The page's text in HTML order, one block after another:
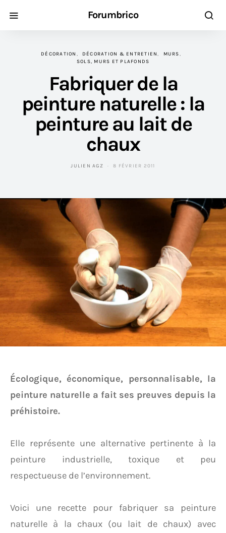
Forumbrico
DÉCORATION DÉCORATION & ENTRETIEN
MURS
SOLS, MURS ET PLAFONDS
Fabriquer de la
peinture naturelle : la
peinture au lait de
chaux
JULIEN AGZ 8 FÉVRIER 2011
Écologique, économique, personnalisable, la
peinture naturelle a fait ses preuves depuis la
préhistoire.
Elle représente une alternative pertinente à la
peinture industrielle, toxique et peu
respectueuse de l’environnement.
Voici une recette pour fabriquer sa peinture
naturelle à la chaux (ou lait de chaux) avec